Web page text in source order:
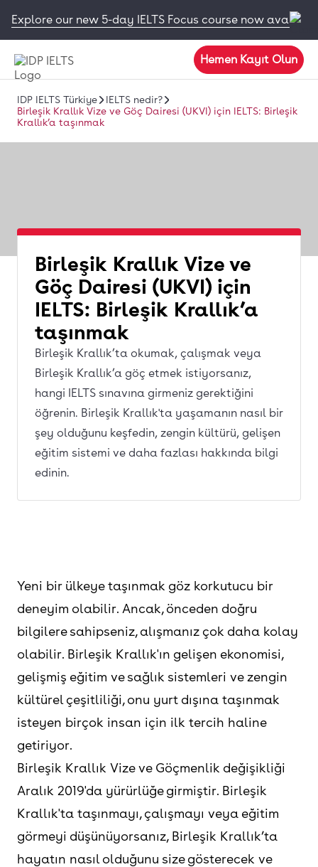
Explore our new 5-day IELTS Focus course now
Hemen Kayıt Olun
IDP IELTS Türkiye
IELTS nedir?
Birleşik Krallık Vize ve Göç Dairesi (UKVI) için IELTS: Birleşik
Krallık’a taşınmak
Birleşik Krallık Vize ve
Göç Dairesi (UKVI) için
IELTS: Birleşik Krallık’a
taşınmak
Birleşik Krallık’ta okumak, çalışmak veya
Birleşik Krallık’a göç etmek istiyorsanız,
hangi IELTS sınavına girmeniz gerektiğini
öğrenin. Birleşik Krallık'ta yaşamanın nasıl bir
şey olduğunu keşfedin, zengin kültürü, gelişen
eğitim sistemi ve daha fazlası hakkında bilgi
edinin.
Yeni bir ülkeye taşınmak göz korkutucu bir
deneyim olabilir. Ancak, önceden doğru
bilgilere sahipseniz, alışmanız çok daha kolay
olabilir. Birleşik Krallık'ın gelişen ekonomisi,
gelişmiş eğitim ve sağlık sistemleri ve zengin
kültürel çeşitliliği, onu yurt dışına taşınmak
isteyen birçok insan için ilk tercih haline
getiriyor.
Birleşik Krallık Vize ve Göçmenlik değişikliği
Aralık 2019'da yürürlüğe girmiştir. Birleşik
Krallık'ta taşınmayı, çalışmayı veya eğitim
görmeyi düşünüyorsanız, Birleşik Krallık’ta
hayatın nasıl olduğunu size gösterecek ve